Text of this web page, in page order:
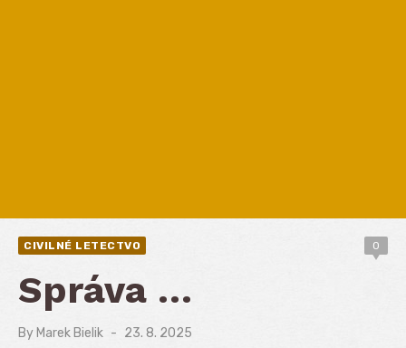
CIVILNÉ LETECTVO 0
Správa …
By Marek Bielik
Posted
23. 8. 2025